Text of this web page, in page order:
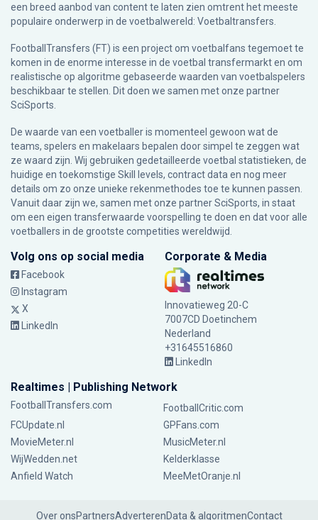
een breed aanbod van content te laten zien omtrent het meeste
populaire onderwerp in de voetbalwereld: Voetbaltransfers.
FootballTransfers (FT) is een project om voetbalfans tegemoet te
komen in de enorme interesse in de voetbal transfermarkt en om
realistische op algoritme gebaseerde waarden van voetbalspelers
beschikbaar te stellen. Dit doen we samen met onze partner
SciSports.
De waarde van een voetballer is momenteel gewoon wat de
teams, spelers en makelaars bepalen door simpel te zeggen wat
ze waard zijn. Wij gebruiken gedetailleerde voetbal statistieken, de
huidige en toekomstige Skill levels, contract data en nog meer
details om zo onze unieke rekenmethodes toe te kunnen passen.
Vanuit daar zijn we, samen met onze partner SciSports, in staat
om een eigen transferwaarde voorspelling te doen en dat voor alle
voetballers in de grootste competities wereldwijd.
Volg ons op social media
Facebook
Instagram
X
LinkedIn
Corporate & Media
Innovatieweg 20-C
7007CD Doetinchem
Nederland
+31645516860
LinkedIn
Realtimes | Publishing Network
FootballTransfers.com
FootballCritic.com
FCUpdate.nl
GPFans.com
MovieMeter.nl
MusicMeter.nl
WijWedden.net
Kelderklasse
Anfield Watch
MeeMetOranje.nl
Over onsPartnersAdverterenData & algoritmenContact